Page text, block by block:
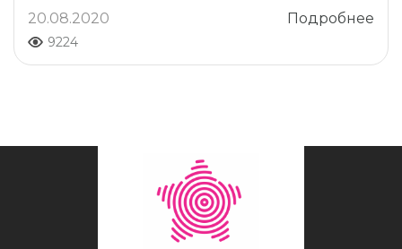
Подробнее
20.08.2020
9224